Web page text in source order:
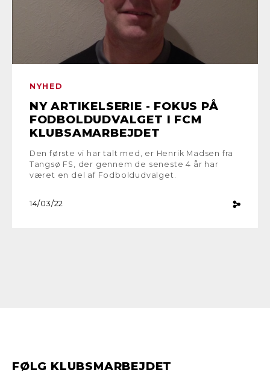
NYHED
NY ARTIKELSERIE - FOKUS PÅ
FODBOLDUDVALGET I FCM
KLUBSAMARBEJDET
Den første vi har talt med, er Henrik Madsen fra
Tangsø FS, der gennem de seneste 4 år har
været en del af Fodboldudvalget.
14/03/22
FØLG KLUBSMARBEJDET